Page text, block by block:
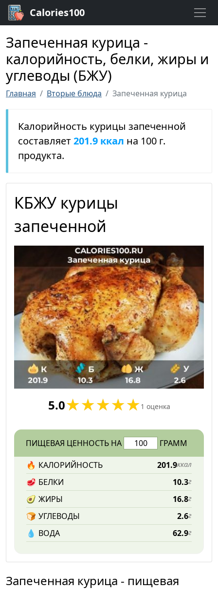
Calories100
Запеченная курица -
калорийность, белки, жиры и
углеводы (БЖУ)
Главная Вторые блюда Запеченная курица
Калорийность курицы запеченной
составляет201.9 ккал на 100 г.
продукта.
КБЖУ курицы
запеченной
5.0 1 оценка
ПИЩЕВАЯ ЦЕННОСТЬ НА ГРАММ
🔥 КАЛОРИЙНОСТЬ 201.9ккал
🥩 БЕЛКИ 10.3г
🥑 ЖИРЫ 16.8г
🍞 УГЛЕВОДЫ 2.6г
💧️ ВОДА 62.9г
Запеченная курица - пищевая